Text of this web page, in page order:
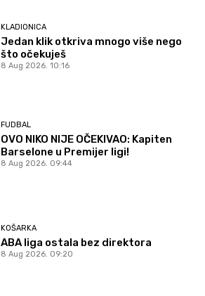
KLADIONICA
Jedan klik otkriva mnogo više nego
što očekuješ
8 Aug 2026. 10:16
FUDBAL
OVO NIKO NIJE OČEKIVAO: Kapiten
Barselone u Premijer ligi!
8 Aug 2026. 09:44
KOŠARKA
ABA liga ostala bez direktora
8 Aug 2026. 09:20